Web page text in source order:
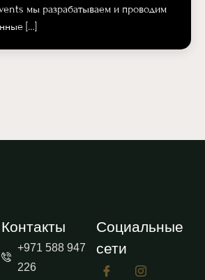
мы разрабатываем и проводим
[…]
Контакты
+971 588 947
226
Социальные
сети